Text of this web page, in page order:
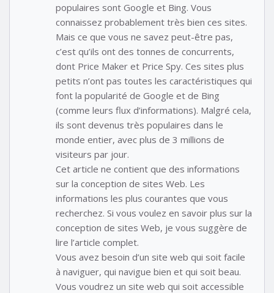
populaires sont Google et Bing. Vous
connaissez probablement très bien ces sites.
Mais ce que vous ne savez peut-être pas,
c’est qu’ils ont des tonnes de concurrents,
dont Price Maker et Price Spy. Ces sites plus
petits n’ont pas toutes les caractéristiques qui
font la popularité de Google et de Bing
(comme leurs flux d’informations). Malgré cela,
ils sont devenus très populaires dans le
monde entier, avec plus de 3 millions de
visiteurs par jour.
Cet article ne contient que des informations
sur la conception de sites Web. Les
informations les plus courantes que vous
recherchez. Si vous voulez en savoir plus sur la
conception de sites Web, je vous suggère de
lire l’article complet.
Vous avez besoin d’un site web qui soit facile
à naviguer, qui navigue bien et qui soit beau.
Vous voudrez un site web qui soit accessible